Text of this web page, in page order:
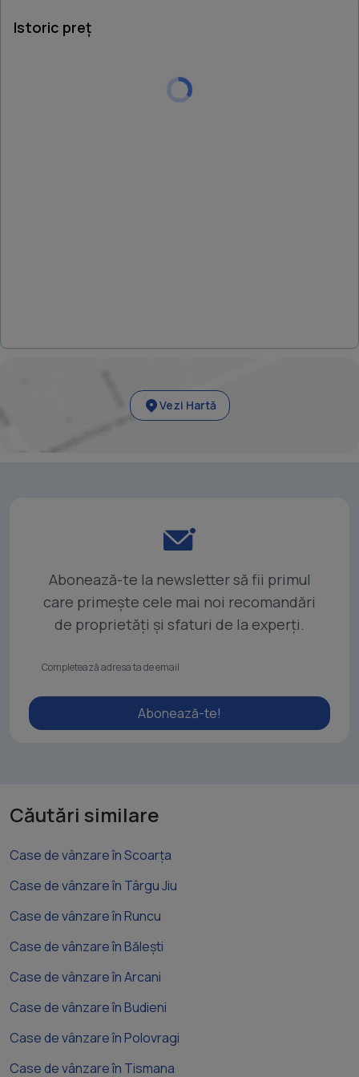
Istoric preț
Vezi Hartă
Abonează-te la newsletter să fii primul
care primește cele mai noi recomandări
de proprietăți și sfaturi de la experți.
Abonează-te!
Căutări similare
Case de vânzare în Scoarța
Case de vânzare în Târgu Jiu
Case de vânzare în Runcu
Case de vânzare în Bălești
Case de vânzare în Arcani
Case de vânzare în Budieni
Case de vânzare în Polovragi
Case de vânzare în Tismana